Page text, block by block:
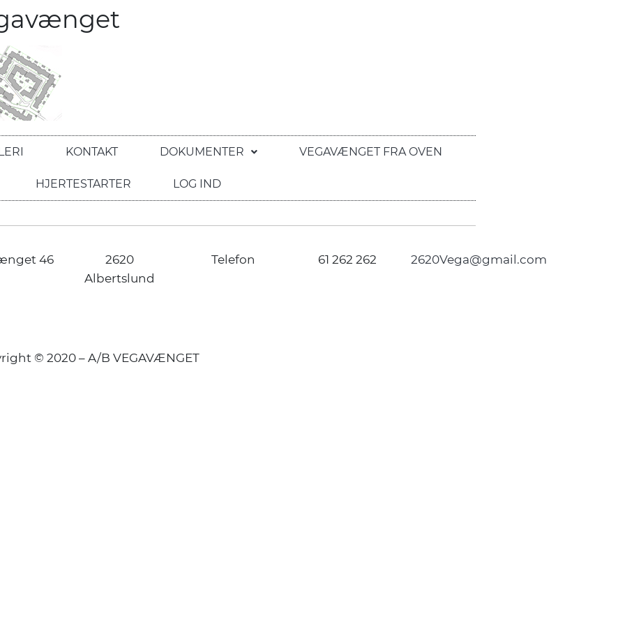
KONTAKT DOKUMENTER VEGAVÆNGET FRA OVEN
HJERTESTARTER LOG IND
46
2620
Albertslund
Telefon 61 262 262 2620Vega@gmail.com
© 2020 – A/B VEGAVÆNGET